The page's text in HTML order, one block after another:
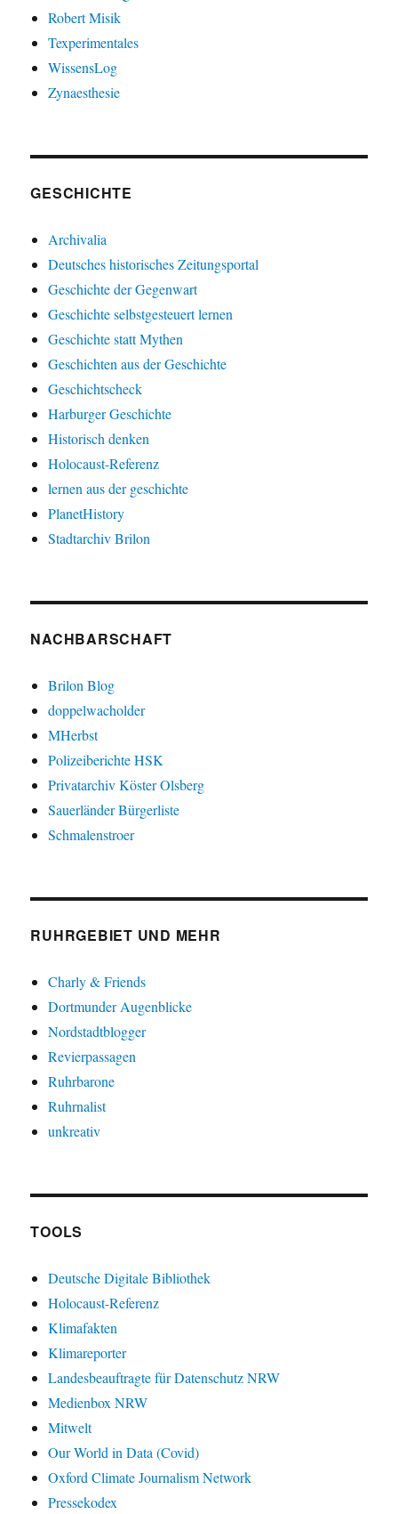
Robert Misik
Texperimentales
WissensLog
Zynaesthesie
GESCHICHTE
Archivalia
Deutsches historisches Zeitungsportal
Geschichte der Gegenwart
Geschichte selbstgesteuert lernen
Geschichte statt Mythen
Geschichten aus der Geschichte
Geschichtscheck
Harburger Geschichte
Historisch denken
Holocaust-Referenz
lernen aus der geschichte
PlanetHistory
Stadtarchiv Brilon
NACHBARSCHAFT
Brilon Blog
doppelwacholder
MHerbst
Polizeiberichte HSK
Privatarchiv Köster Olsberg
Sauerländer Bürgerliste
Schmalenstroer
RUHRGEBIET UND MEHR
Charly & Friends
Dortmunder Augenblicke
Nordstadtblogger
Revierpassagen
Ruhrbarone
Ruhrnalist
unkreativ
TOOLS
Deutsche Digitale Bibliothek
Holocaust-Referenz
Klimafakten
Klimareporter
Landesbeauftragte für Datenschutz NRW
Medienbox NRW
Mitwelt
Our World in Data (Covid)
Oxford Climate Journalism Network
Pressekodex